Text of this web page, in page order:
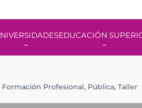
EDUCACIÓN
Formación Profesional, Pública, Taller